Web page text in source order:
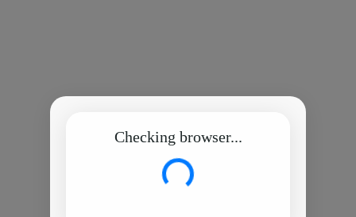
Checking browser...